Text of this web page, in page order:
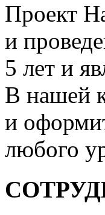
Проект
и
5 лет и
В нашей
и
любого